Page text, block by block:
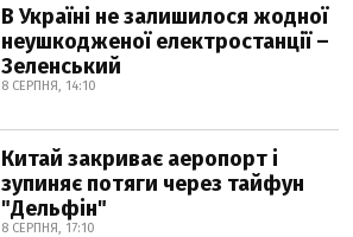
В Україні не залишилося жодної
неушкодженої електростанції –
Зеленський
8 СЕРПНЯ, 14:10
Китай закриває аеропорт і
зупиняє потяги через тайфун
"Дельфін"
8 СЕРПНЯ, 17:10